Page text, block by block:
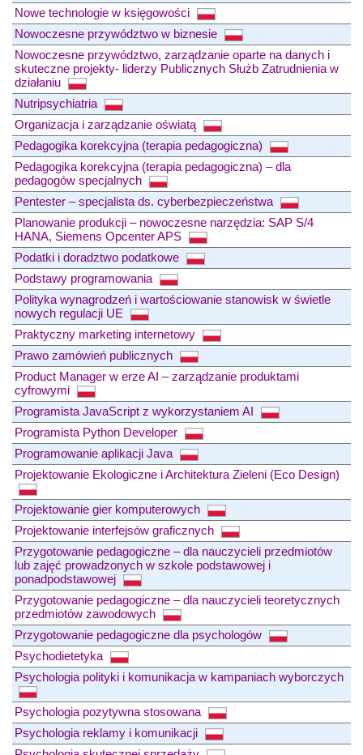
Nowe technologie w księgowości
Nowoczesne przywództwo w biznesie
Nowoczesne przywództwo, zarządzanie oparte na danych i
skuteczne projekty- liderzy Publicznych Służb Zatrudnienia w
działaniu
Nutripsychiatria
Organizacja i zarządzanie oświatą
Pedagogika korekcyjna (terapia pedagogiczna)
Pedagogika korekcyjna (terapia pedagogiczna) – dla
pedagogów specjalnych
Pentester – specjalista ds. cyberbezpieczeństwa
Planowanie produkcji – nowoczesne narzędzia: SAP S/4
HANA, Siemens Opcenter APS
Podatki i doradztwo podatkowe
Podstawy programowania
Polityka wynagrodzeń i wartościowanie stanowisk w świetle
nowych regulacji UE
Praktyczny marketing internetowy
Prawo zamówień publicznych
Product Manager w erze AI – zarządzanie produktami
cyfrowymi
Programista JavaScript z wykorzystaniem AI
Programista Python Developer
Programowanie aplikacji Java
Projektowanie Ekologiczne i Architektura Zieleni (Eco Design)
Projektowanie gier komputerowych
Projektowanie interfejsów graficznych
Przygotowanie pedagogiczne – dla nauczycieli przedmiotów
lub zajęć prowadzonych w szkole podstawowej i
ponadpodstawowej
Przygotowanie pedagogiczne – dla nauczycieli teoretycznych
przedmiotów zawodowych
Przygotowanie pedagogiczne dla psychologów
Psychodietetyka
Psychologia polityki i komunikacja w kampaniach wyborczych
Psychologia pozytywna stosowana
Psychologia reklamy i komunikacji